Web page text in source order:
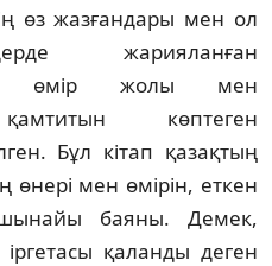
өз жазғандары мен ол
жарияланған
өмір жолы мен
көп­теген
Бұл кі­тап қа­зақтың
өне­рі мен өмірін, еткен
баяны. Демек,
қаланды деген